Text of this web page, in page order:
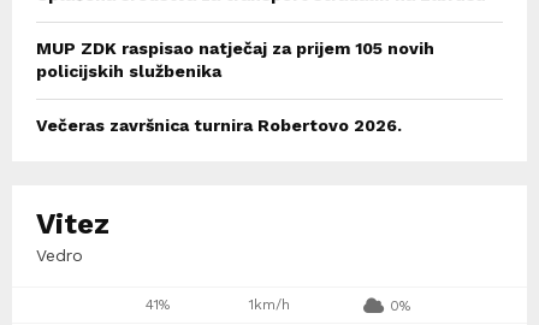
MUP ZDK raspisao natječaj za prijem 105 novih
policijskih službenika
Večeras završnica turnira Robertovo 2026.
Vitez
Vedro
41% 1km/h 0%